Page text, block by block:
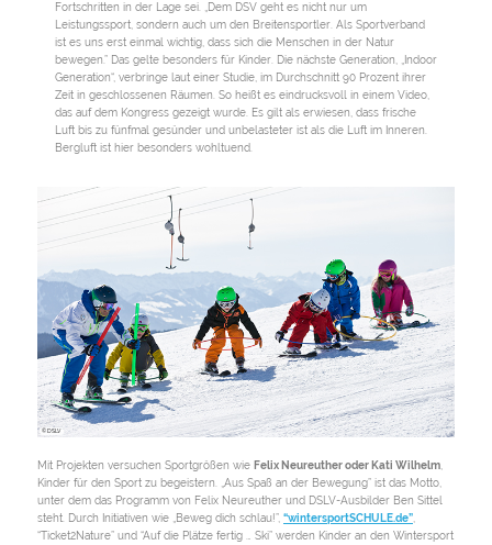
Fortschritten in der Lage sei. „Dem DSV geht es nicht nur um
Leistungssport, sondern auch um den Breitensportler. Als Sportverband
ist es uns erst einmal wichtig, dass sich die Menschen in der Natur
bewegen.” Das gelte besonders für Kinder. Die nächste Generation, „Indoor
Generation“, verbringe laut einer Studie, im Durchschnitt 90 Prozent ihrer
Zeit in geschlossenen Räumen. So heißt es eindrucksvoll in einem Video,
das auf dem Kongress gezeigt wurde. Es gilt als erwiesen, dass frische
Luft bis zu fünfmal gesünder und unbelasteter ist als die Luft im Inneren.
Bergluft ist hier besonders wohltuend.
© DSLV
Mit Projekten versuchen Sportgrößen wie Felix Neureuther oder Kati Wilhelm
Kinder für den Sport zu begeistern. „Aus Spaß an der Bewegung” ist das Motto,
unter dem das Programm von Felix Neureuther und DSLV-Ausbilder Ben Sittel
steht. Durch Initiativen wie „Beweg dich schlau!”, “wintersportSCHULE.de”
“Ticket2Nature” und “Auf die Plätze fertig … Ski” werden Kinder an den Wintersport